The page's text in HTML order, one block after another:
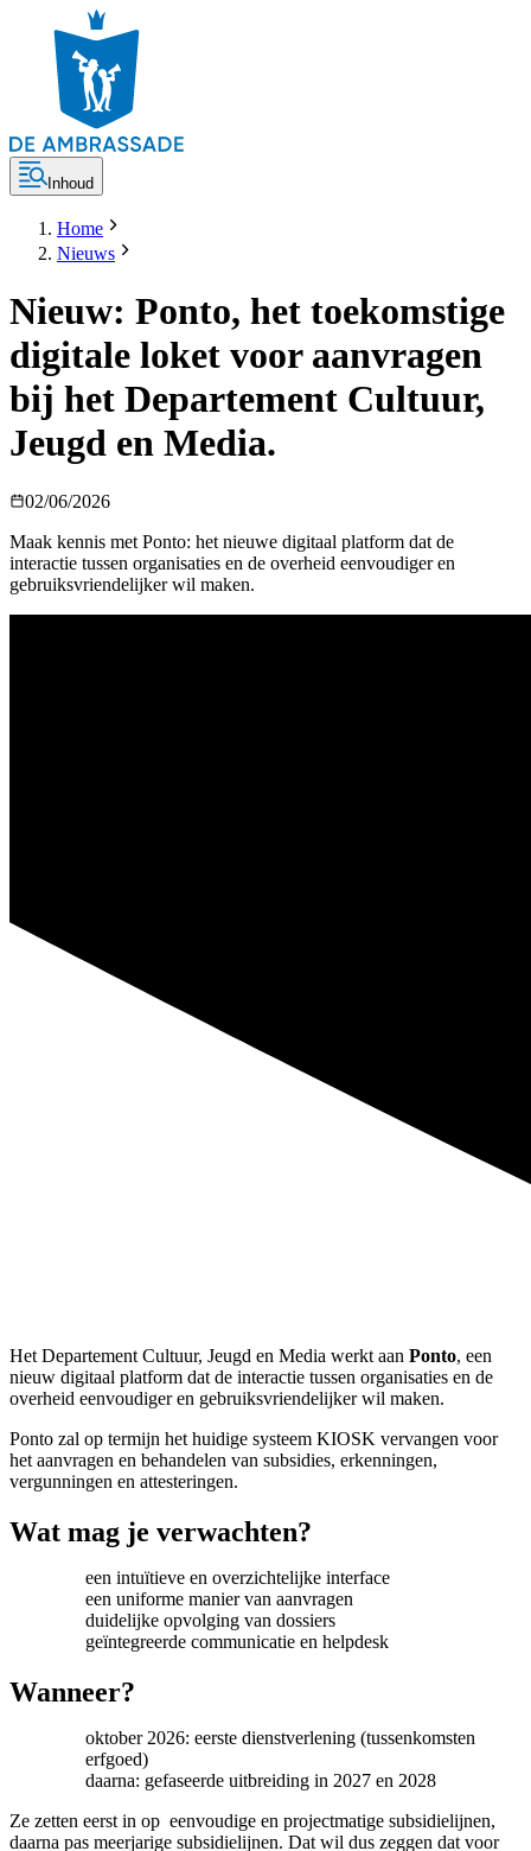
Inhoud
Home
Nieuws
Nieuw: Ponto, het toekomstige
digitale loket voor aanvragen
bij het Departement Cultuur,
Jeugd en Media.
02/06/2026
Maak kennis met Ponto: het nieuwe digitaal platform dat de
interactie tussen organisaties en de overheid eenvoudiger en
gebruiksvriendelijker wil maken.
Het Departement Cultuur, Jeugd en Media werkt aan Ponto, een
nieuw digitaal platform dat de interactie tussen organisaties en de
overheid eenvoudiger en gebruiksvriendelijker wil maken.
Ponto zal op termijn het huidige systeem KIOSK vervangen voor
het aanvragen en behandelen van subsidies, erkenningen,
vergunningen en attesteringen.
Wat mag je verwachten?
een intuïtieve en overzichtelijke interface
een uniforme manier van aanvragen
duidelijke opvolging van dossiers
geïntegreerde communicatie en helpdesk
Wanneer?
oktober 2026: eerste dienstverlening (tussenkomsten
erfgoed)
daarna: gefaseerde uitbreiding in 2027 en 2028
Ze zetten eerst in op eenvoudige en projectmatige subsidielijnen,
daarna pas meerjarige subsidielijnen. Dat wil dus zeggen dat voor